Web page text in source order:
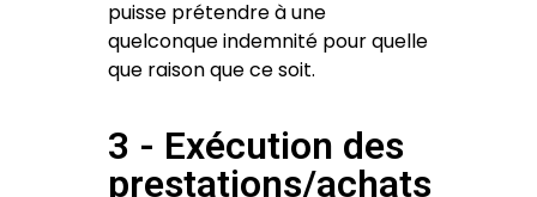
puisse prétendre à une
quelconque indemnité pour quelle
que raison que ce soit.
3 - Exécution des
prestations/achats